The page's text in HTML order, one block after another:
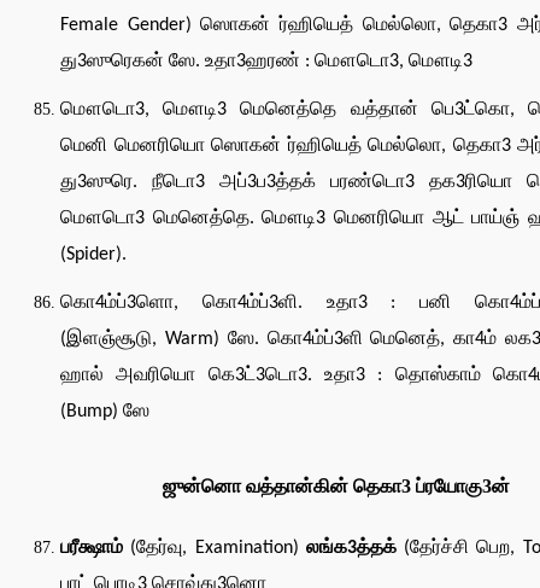
Female Gender) ஸொகன் ர்ஹியெத் மெல்லொ, தெகா3
து3ஸுரெகன் ஸே. உதா3ஹரண் : மௌடொ3, மௌடி3
மௌடொ3, மௌடி3 மெனெத்தெ வத்தான் பெ3ட்கொ,
மெனி மெனரியொ ஸொகன் ர்ஹியெத் மெல்லொ, தெகா3
து3ஸுரெ. நீடொ3 அப்3ப3த்தக் பரண்டொ3 தக3ரியொ
மௌடொ3 மெனெத்தெ. மௌடி3 மெனரியொ ஆட் பாய்ஞ்
(Spider).
கொ4ம்ப்3ளொ, கொ4ம்ப்3ளி. உதா3 : பனி
(இளஞ்சூடு, Warm) ஸே. கொ4ம்ப்3ளி மெனெத், கா4ம்
ஹால் அவரியொ கெ3ட்3டொ3. உதா3 : தொஸ்காம்
(Bump) ஸே
ஜுன்னொ வத்தான்கின் தெகா3 ப்ரயோகு3ன்
பரீக்ஷாம் (தேர்வு, Examination) லங்க3த்தக்(தேர்ச்சி பெற, To
பாட் பொடி3 சொவ்து3னொ